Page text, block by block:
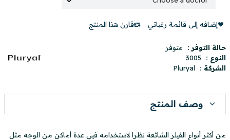
إضافه إلى قائمة رغباتي قارن هذا المنتج
حالة التوفر :
متوفر
النوع :
3005
الشركة :
Pluryal
وصف المنتج
من أكثر أنواع الفيلر الشائعة نظرا لاستخدامه فيي عدة أماكن من الوجه مثل